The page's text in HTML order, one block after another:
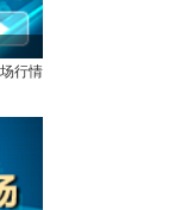
行情